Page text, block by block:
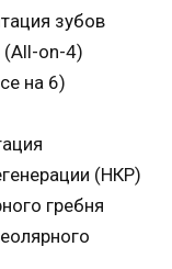
зубов
(All-on-4)
на 6)
(НКР)
гребня